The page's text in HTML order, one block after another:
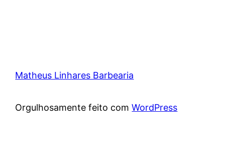
Matheus Linhares Barbearia
Orgulhosamente feito comWordPress